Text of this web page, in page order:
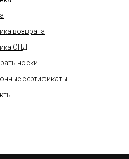
возврата
ОПД
носки
сертификаты